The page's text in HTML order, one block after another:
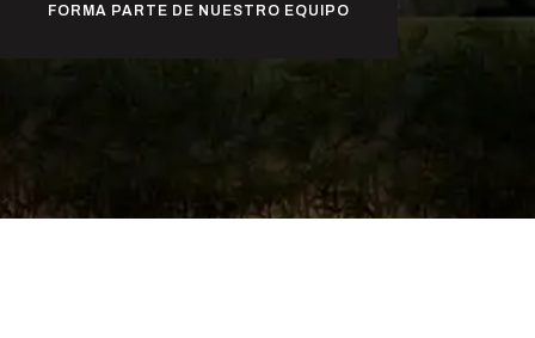
FORMA PARTE DE NUESTRO EQUIPO